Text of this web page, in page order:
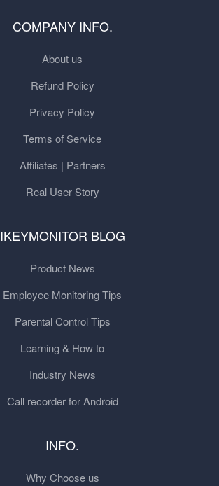
COMPANY INFO.
About us
Refund Policy
Privacy Policy
Terms of Service
Affiliates | Partners
Real User Story
IKEYMONITOR BLOG
Product News
Employee Monitoring Tips
Parental Control Tips
Learning & How to
Industry News
Call recorder for Android
INFO.
Why Choose us